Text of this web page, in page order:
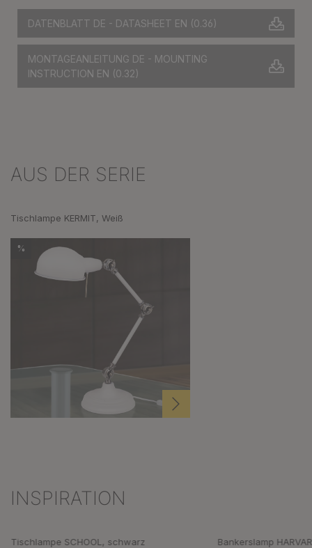
DATENBLATT DE - DATASHEET EN (0.36)
MONTAGEANLEITUNG DE - MOUNTING
INSTRUCTION EN (0.32)
Produktgalerie überspringen
AUS DER SERIE
Tischlampe KERMIT, Weiß
%
Produktgalerie überspringen
INSPIRATION
Tischlampe SCHOOL, schwarz
Bankerslamp